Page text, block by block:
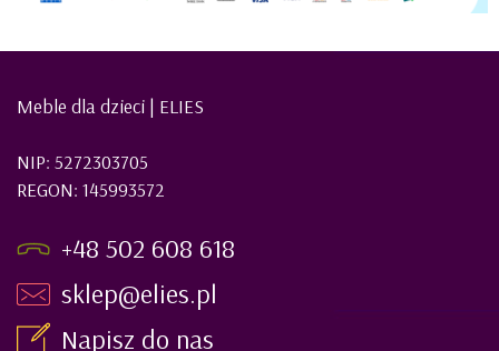
Meble dla dzieci | ELIES
NIP: 5272303705
REGON: 145993572
+48 502 608 618
sklep@elies.pl
Napisz do nas